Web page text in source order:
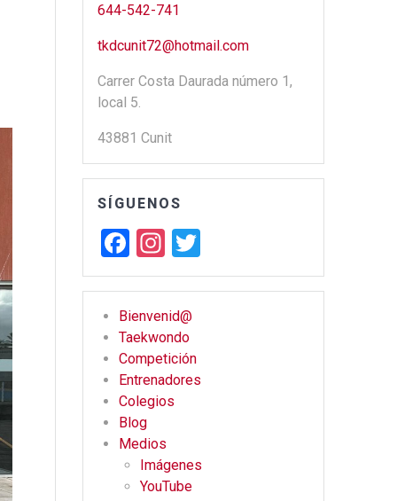
644-542-741
tkdcunit72@hotmail.com
Carrer Costa Daurada número 1,
local 5.
43881 Cunit
SÍGUENOS
F
a
ce
b
o
o
k
In
st
a
gr
a
m
wi
tt
Bienvenid@
Taekwondo
Competición
Entrenadores
Colegios
Blog
Medios
Imágenes
YouTube